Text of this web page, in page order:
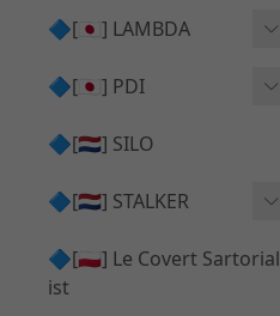
MAXX
SILVERBACK SRS
TAC-41 👁️‍🗨️ 外觀 ⧸ 色彩
MDR-X 🟦 主體 ⧸ 彈匣
✅ 通用 ⧸ 精品
MDR-X 🔄 原廠 ⧸ 零件
Mk23 ⧸ SSX23
SRS ⧸ HTI ⧸ TAC-41
🔷[🇯🇵] LAMBDA
Lambda 05 GBB 精密內管
Lambda 03 AEG 精密內管
Lambda 05 AEG 精密內管
🔷[🇯🇵] PDI
01 精密內管
05 精密內管
08 精密內管
🔷[🇳🇱] SILO
🔷[🇳🇱] STALKER
Action Army AAP01 升級
套件
🔷[🇵🇱] Le Covert Sartorial
ist